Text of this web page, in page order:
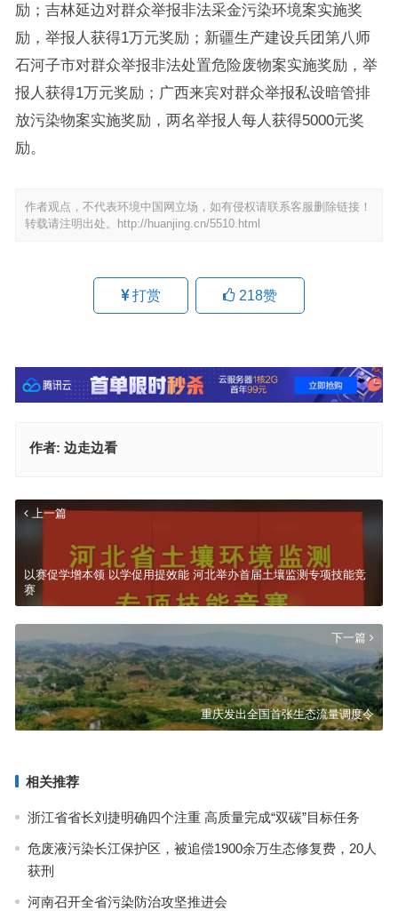
励；吉林延边对群众举报非法采金污染环境案实施奖
励，举报人获得1万元奖励；新疆生产建设兵团第八师
石河子市对群众举报非法处置危险废物案实施奖励，举
报人获得1万元奖励；广西来宾对群众举报私设暗管排
放污染物案实施奖励，两名举报人每人获得5000元奖
励。
作者观点，不代表环境中国网立场，如有侵权请联系客服删除链接！
转载请注明出处。
http://huanjing.cn/5510.html
打赏 218赞
作者: 边走边看
上一篇
以赛促学增本领 以学促用提效能 河北举办首届土壤监测专项技能竞
赛
下一篇
重庆发出全国首张生态流量调度令
相关推荐
浙江省省长刘捷明确四个注重 高质量完成“双碳”目标任务
危废液污染长江保护区，被追偿1900余万生态修复费，20人
获刑
河南召开全省污染防治攻坚推进会